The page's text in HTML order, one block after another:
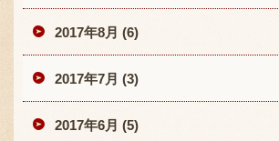
2017年8月 (6)
2017年7月 (3)
2017年6月 (5)